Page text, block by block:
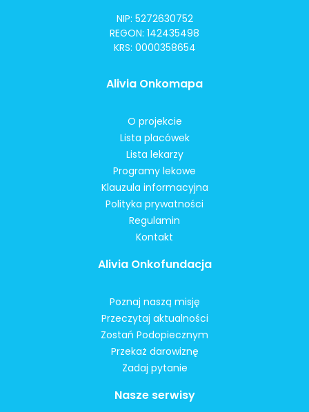
NIP: 5272630752
REGON: 142435498
KRS: 0000358654
Alivia Onkomapa
O projekcie
Lista placówek
Lista lekarzy
Programy lekowe
Klauzula informacyjna
Polityka prywatności
Regulamin
Kontakt
Alivia Onkofundacja
Poznaj naszą misję
Przeczytaj aktualności
Zostań Podopiecznym
Przekaż darowiznę
Zadaj pytanie
Nasze serwisy